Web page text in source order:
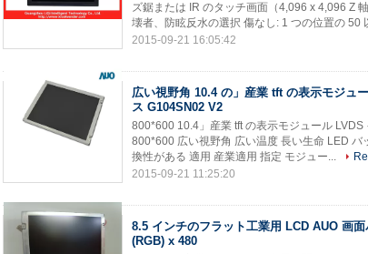
ズ鋸または IR のタッチ画面（4,096 x 4,096 Z
壊者、防眩反水の選択 傷なし: 1 つの位置の 50
2015-09-21 16:05:42
広い視野角 10.4 の」産業 tft の表示モジュ
ス G104SN02 V2
800*600 10.4」産業 tft の表示モジュール
800*600 広い視野角 広い温度 長い生命 LED
換性がある 適用 産業適用 指定 モジュー...
2015-09-21 11:25:20
8.5 インチのフラット工業用 LCD AUO 画
(RGB) x 480